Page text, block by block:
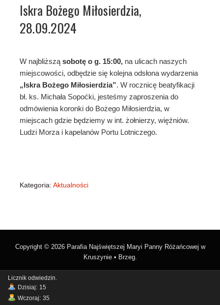
Iskra Bożego Miłosierdzia,
28.09.2024
W najbliższą sobotę o g. 15:00, na ulicach naszych
miejscowości, odbędzie się kolejna odsłona wydarzenia
„Iskra Bożego Miłosierdzia”. W rocznicę beatyfikacji
bł. ks. Michała Sopoćki, jesteśmy zaproszenia do
odmówienia koronki do Bożego Miłosierdzia, w
miejscach gdzie będziemy w int. żołnierzy, więźniów.
Ludzi Morza i kapelanów Portu Lotniczego.
Kategoria: Aktualności
Copyright © 2026 Parafia Najświętszej Maryi Panny Różańcowej w
Kruszynie • Brzeg.
Licznik odwiedzin.
Dzisiaj: 15
Wczoraj: 35